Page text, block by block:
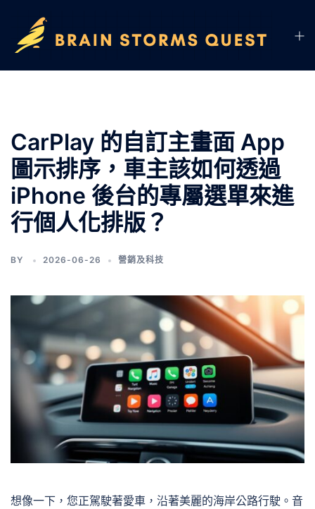
CarPlay 的自訂主畫面 App
圖示排序，車主該如何透過
iPhone 後台的專屬選單來進
行個人化排版？
BY 2026-06-26 營銷及科技
想像一下，您正駕駛著愛車，沿著美麗的海岸公路行駛。音